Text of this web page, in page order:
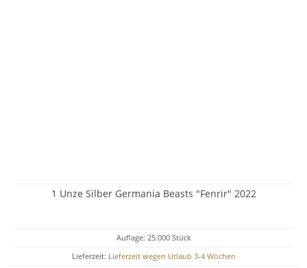
1 Unze Silber Germania Beasts "Fenrir" 2022
Auflage: 25.000 Stück
Lieferzeit: Lieferzeit wegen Urlaub 3-4 Wochen